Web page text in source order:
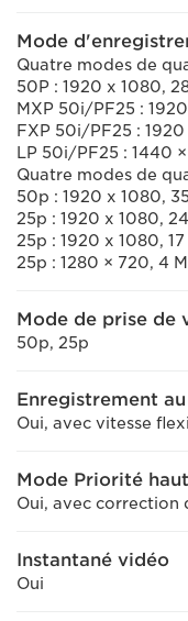
Mode
Quatre modes de
50P : 1920 x 1080,
MXP 50i/PF25 :
FXP 50i/PF25 :
LP 50i/PF25 : 1440
Quatre modes de
50p : 1920 x 1080,
25p : 1920 x 1080,
25p : 1920 x 1080,
25p : 1280 × 720, 4
Mode de prise de
50p, 25p
Enregistrement
Oui, avec vitesse
Mode Priorité
Oui, avec correction
Instantané vidéo
Oui